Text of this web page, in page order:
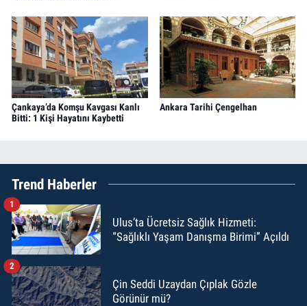
Çankaya’da Komşu Kavgası Kanlı
Bitti: 1 Kişi Hayatını Kaybetti
Ankara Tarihi Çengelhan
Trend Haberler
Ulus’ta Ücretsiz Sağlık Hizmeti:
“Sağlıklı Yaşam Danışma Birimi” Açıldı
1
Çin Seddi Uzaydan Çıplak Gözle
Görünür mü?
2